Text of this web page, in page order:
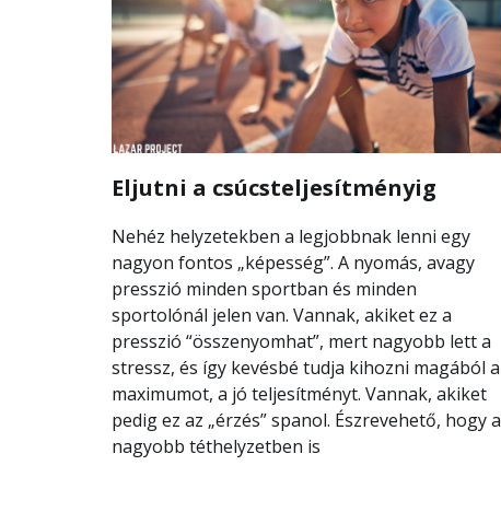
Eljutni a csúcsteljesítményig
Nehéz helyzetekben a legjobbnak lenni egy
nagyon fontos „képesség”. A nyomás, avagy
presszió minden sportban és minden
sportolónál jelen van. Vannak, akiket ez a
presszió “összenyomhat”, mert nagyobb lett a
stressz, és így kevésbé tudja kihozni magából a
maximumot, a jó teljesítményt. Vannak, akiket
pedig ez az „érzés” spanol. Észrevehető, hogy a
nagyobb téthelyzetben is